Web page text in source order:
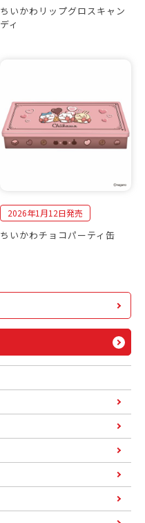
ちいかわリップグロスキャン
ディ
2026年1月12日発売
ちいかわチョコパーティ缶